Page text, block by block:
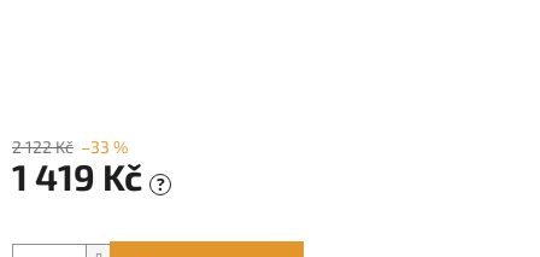
2 122 Kč –33 %
1 419 Kč ?
cena: